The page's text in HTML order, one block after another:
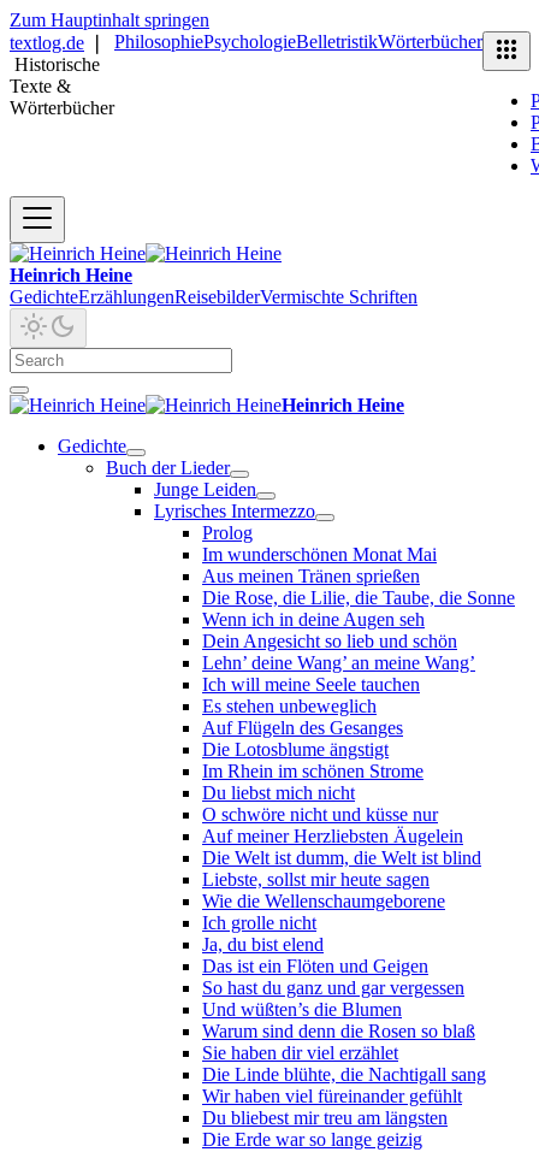
Zum Hauptinhalt springen
textlog.de
Historische
Texte &
Wörterbücher
PhilosophiePsychologieBelletristikWörterbücher
Heinrich Heine
GedichteErzählungenReisebilderVermischte Schriften
Heinrich Heine
Gedichte
Buch der Lieder
Junge Leiden
Lyrisches Intermezzo
Prolog
Im wunderschönen Monat Mai
Aus meinen Tränen sprießen
Die Rose, die Lilie, die Taube, die Sonne
Wenn ich in deine Augen seh
Dein Angesicht so lieb und schön
Lehn’ deine Wang’ an meine Wang’
Ich will meine Seele tauchen
Es stehen unbeweglich
Auf Flügeln des Gesanges
Die Lotosblume ängstigt
Im Rhein im schönen Strome
Du liebst mich nicht
O schwöre nicht und küsse nur
Auf meiner Herzliebsten Äugelein
Die Welt ist dumm, die Welt ist blind
Liebste, sollst mir heute sagen
Wie die Wellenschaumgeborene
Ich grolle nicht
Ja, du bist elend
Das ist ein Flöten und Geigen
So hast du ganz und gar vergessen
Und wüßten’s die Blumen
Warum sind denn die Rosen so blaß
Sie haben dir viel erzählet
Die Linde blühte, die Nachtigall sang
Wir haben viel füreinander gefühlt
Du bliebest mir treu am längsten
Die Erde war so lange geizig